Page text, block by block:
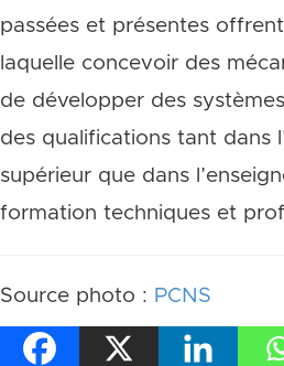
passées et présentes
laquelle concevoir des
de développer des
des qualifications tant dans
supérieur que dans
formation techniques et
Source photo : PCNS